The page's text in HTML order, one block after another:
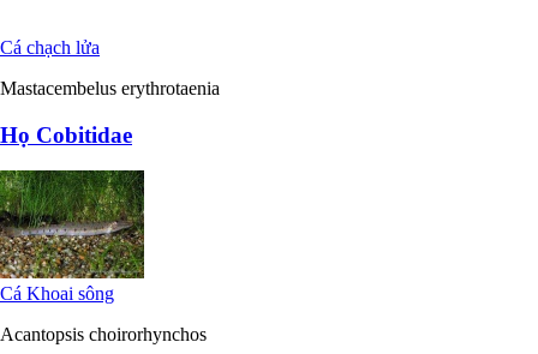
Cá chạch lửa
Mastacembelus erythrotaenia
Họ Cobitidae
Cá Khoai sông
Acantopsis choirorhynchos